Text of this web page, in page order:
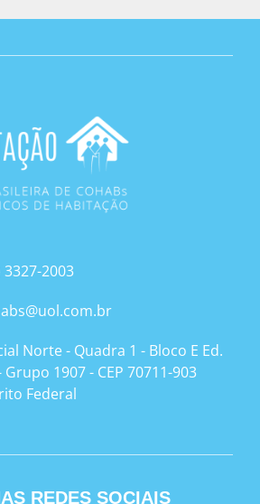
2003
Norte - Quadra 1 - Bloco E Ed.
1907 - CEP 70711-903
Federal
REDES SOCIAIS